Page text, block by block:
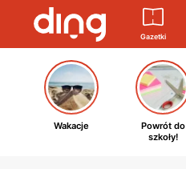
Gazetki
Wakacje
Powrót do
szkoły!